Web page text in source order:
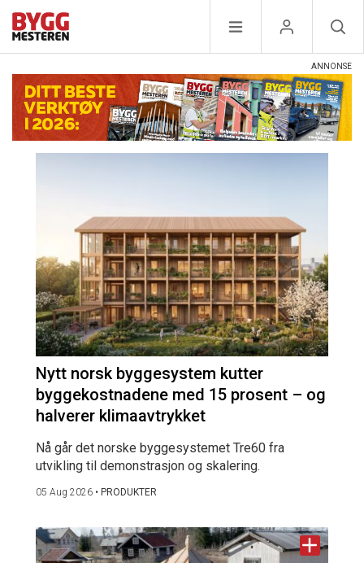
Nytt norsk byggesystem kutter
byggekostnadene med 15 prosent – og
halverer klimaavtrykket
Nå går det norske byggesystemet Tre60 fra
utvikling til demonstrasjon og skalering.
05 Aug 2026 • PRODUKTER